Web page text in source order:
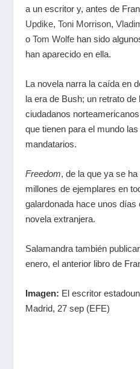
a un escritor y, antes de
Updike,Toni Morrison,
oTom Wolfe han sido
han aparecido en ella.
La novela narra la caída en
la era de Bush; un retrato
ciudadanos
que tienen para el mundo
mandatarios.
Freedom, de la que ya se
millones de ejemplares en
galardonada hace unos
novela extranjera.
Salamandra también
enero, el anterior libro de
Imagen: El escritor
Madrid, 27 sep (EFE)